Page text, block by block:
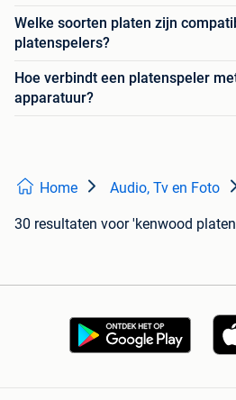
Welke soorten platen zijn
platenspelers?
Hoe verbindt een platenspeler
apparatuur?
Home Audio, Tv en Foto
30 resultaten voor 'kenwood